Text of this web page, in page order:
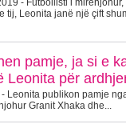
- Futbollisti i
tij, Leonita janë një çift
pamje, ja si e
Leonita për
Leonita publikon pamje
Granit Xhaka dhe...